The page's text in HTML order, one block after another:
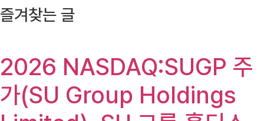
즐겨찾는 글
2026 NASDAQ:SUGP 주
가(SU Group Holdings